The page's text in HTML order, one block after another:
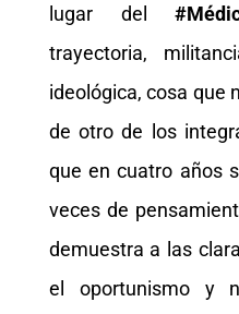
lugar del
trayectoria,
ideológica, cosa que
de otro de los
que en cuatro años
veces de
demuestra a las
el oportunismo y